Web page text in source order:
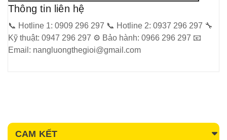
Thông tin liên hệ
📞 Hotline 1: 0909 296 297 📞 Hotline 2: 0937 296 297 🔧
Kỹ thuật: 0947 296 297 ⚙️ Bảo hành: 0966 296 297 📧
Email: nangluongthegioi@gmail.com
CAM KẾT